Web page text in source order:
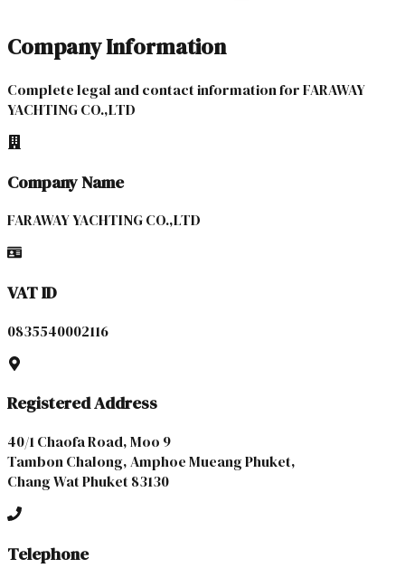
Company Information
Complete legal and contact information for FARAWAY
YACHTING CO.,LTD
Company Name
FARAWAY YACHTING CO.,LTD
VAT ID
0835540002116
Registered Address
40/1 Chaofa Road, Moo 9
Tambon Chalong, Amphoe Mueang Phuket,
Chang Wat Phuket 83130
Telephone